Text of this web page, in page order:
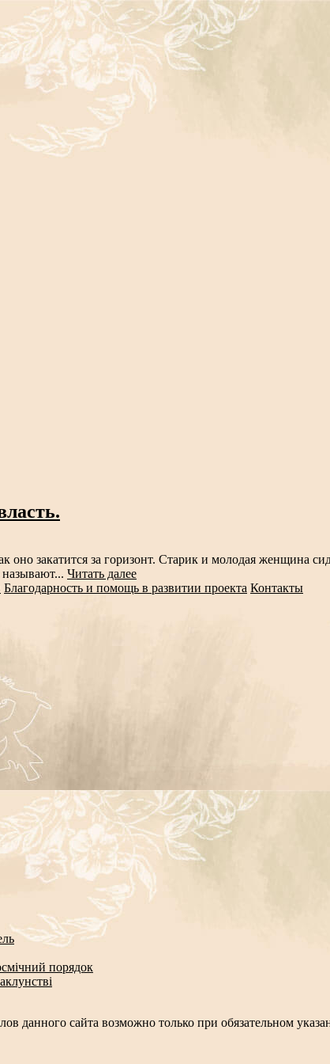
закатится за горизонт. Старик и молодая женщина
называют... Читать далее
Благодарность и помощь в развитии проекта Контакты
порядок
данного сайта возможно только при обязательном